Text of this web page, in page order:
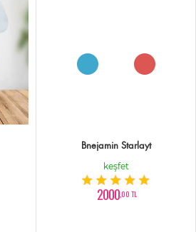
Bnejamin Starlayt
keşfet
2000,00 TL